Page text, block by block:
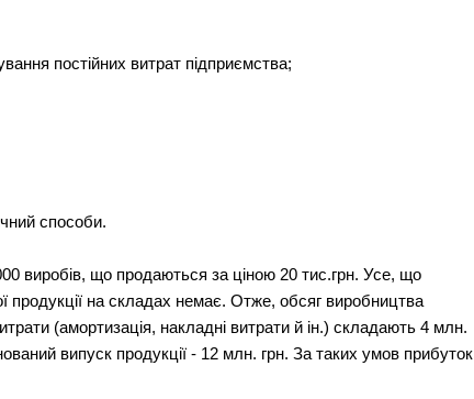
постійних витрат підприємства;
способи.
виробів, що продаються за ціною 20 тис.грн. Усе, що
продукції на складах немає. Отже, обсяг виробництва
(амортизація, накладні витрати й ін.) складають 4 млн.
випуск продукції - 12 млн. грн. За таких умов прибуток